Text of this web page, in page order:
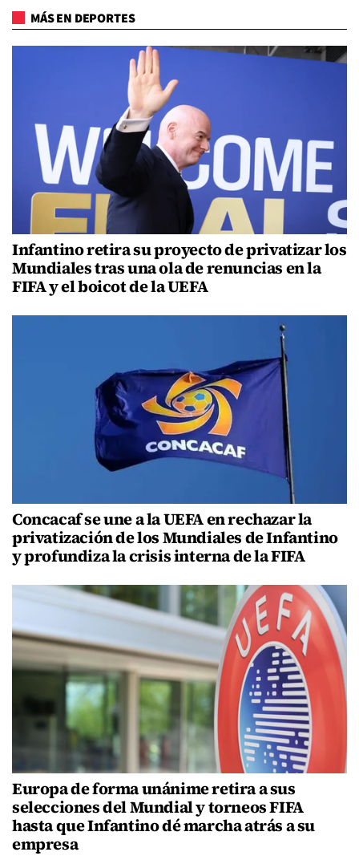
MÁS EN DEPORTES
Infantino retira su proyecto de privatizar los
Mundiales tras una ola de renuncias en la
FIFA y el boicot de la UEFA
Concacaf se une a la UEFA en rechazar la
privatización de los Mundiales de Infantino
y profundiza la crisis interna de la FIFA
Europa de forma unánime retira a sus
selecciones del Mundial y torneos FIFA
hasta que Infantino dé marcha atrás a su
empresa